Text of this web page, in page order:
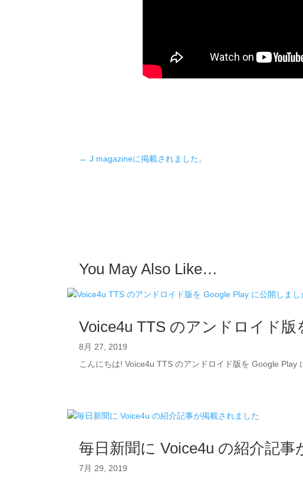
←J magazineに掲載されました。
You May Also Like…
Voice4u TTS のアンドロイド
8月 27, 2019
こんにちは! Voice4u TTS のアンドロイド版を Google
毎日新聞に Voice4u の紹介記事
7月 29, 2019